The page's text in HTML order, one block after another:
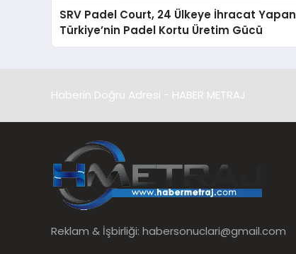
SRV Padel Court, 24 Ülkeye İhracat Yapan
Türkiye’nin Padel Kortu Üretim Gücü
Haberin Doğru Adresi - HABER METRAJ
Reklam & İşbirliği: habersonuclari@gmail.com